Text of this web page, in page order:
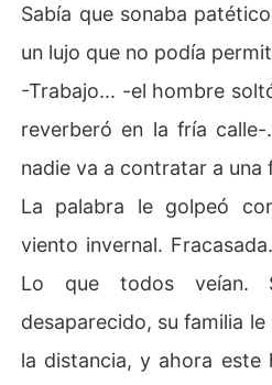
Sabía que sonaba
un lujo que no podía
-Trabajo... -el hombre
reverberó en la fría
nadie va a contratar a una
La palabra le golpeó
viento invernal.
Lo que todos veían.
desaparecido, su familia
la distancia, y ahora este